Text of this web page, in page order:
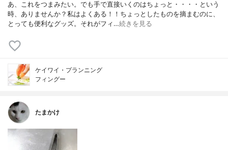
あ、これをつまみたい。でも手で直接いくのはちょっと・・・・という
時、ありませんか？私はよくある！！ちょっとしたものを摘まむのに、
とっても便利なグッズ。それがフィ…続きを見る
ケイワイ・プランニング
フィングー
たまかけ